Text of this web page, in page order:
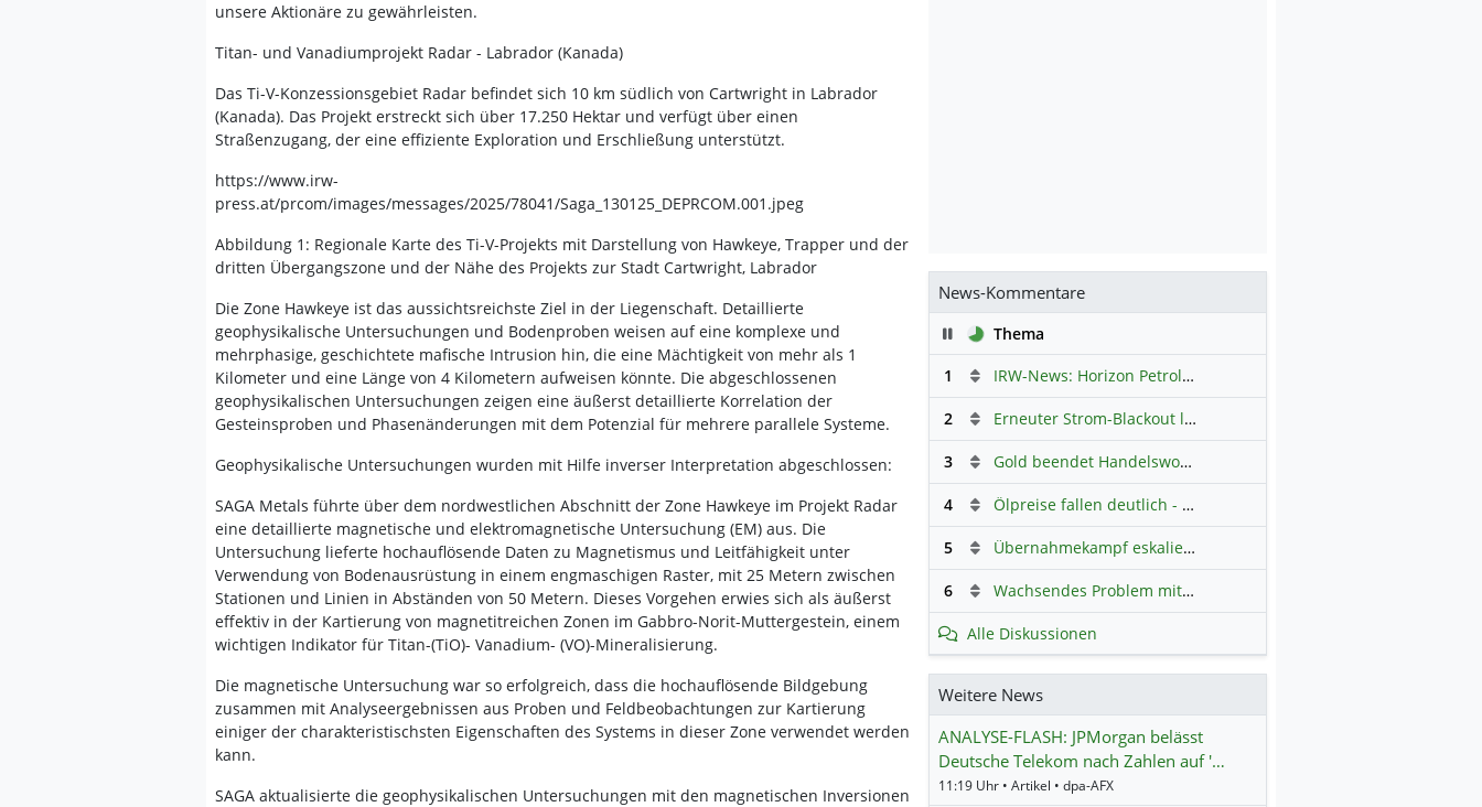
unsere Aktionäre zu gewährleisten.
Titan- und Vanadiumprojekt Radar - Labrador (Kanada)
Das Ti-V-Konzessionsgebiet Radar befindet sich 10 km südlich von Cartwright in Labrador
(Kanada). Das Projekt erstreckt sich über 17.250 Hektar und verfügt über einen
Straßenzugang, der eine effiziente Exploration und Erschließung unterstützt.
https://www.irw-
press.at/prcom/images/messages/2025/78041/Saga_130125_DEPRCOM.001.jpeg
Abbildung 1: Regionale Karte des Ti-V-Projekts mit Darstellung von Hawkeye, Trapper und der
dritten Übergangszone und der Nähe des Projekts zur Stadt Cartwright, Labrador
Die Zone Hawkeye ist das aussichtsreichste Ziel in der Liegenschaft. Detaillierte
geophysikalische Untersuchungen und Bodenproben weisen auf eine komplexe und
mehrphasige, geschichtete mafische Intrusion hin, die eine Mächtigkeit von mehr als 1
Kilometer und eine Länge von 4 Kilometern aufweisen könnte. Die abgeschlossenen
geophysikalischen Untersuchungen zeigen eine äußerst detaillierte Korrelation der
Gesteinsproben und Phasenänderungen mit dem Potenzial für mehrere parallele Systeme.
Geophysikalische Untersuchungen wurden mit Hilfe inverser Interpretation abgeschlossen:
SAGA Metals führte über dem nordwestlichen Abschnitt der Zone Hawkeye im Projekt Radar
eine detaillierte magnetische und elektromagnetische Untersuchung (EM) aus. Die
Untersuchung lieferte hochauflösende Daten zu Magnetismus und Leitfähigkeit unter
Verwendung von Bodenausrüstung in einem engmaschigen Raster, mit 25 Metern zwischen
Stationen und Linien in Abständen von 50 Metern. Dieses Vorgehen erwies sich als äußerst
effektiv in der Kartierung von magnetitreichen Zonen im Gabbro-Norit-Muttergestein, einem
wichtigen Indikator für Titan-(TiO)- Vanadium- (VO)-Mineralisierung.
Die magnetische Untersuchung war so erfolgreich, dass die hochauflösende Bildgebung
zusammen mit Analyseergebnissen aus Proben und Feldbeobachtungen zur Kartierung
einiger der charakteristischsten Eigenschaften des Systems in dieser Zone verwendet werden
kann.
SAGA aktualisierte die geophysikalischen Untersuchungen mit den magnetischen Inversionen
News-Kommentare
PauseThema
1
IRW-News: Horizon Petroleum Ltd. : Horizon Petroleum beginnt mit der Testförderung im Projekt Lachowice in Polen und schließt die Platzierung einer überzeichneten Wandelanleihe ab
2 Erneuter Strom-Blackout legt ganz Kuba lahm
3 Gold beendet Handelswoche mit Knall: Barrick Mining – Ist diese Aktie wieder ein Kauf?
4 Ölpreise fallen deutlich - Fortschritte zwischen USA und Iran belasten
5 Übernahmekampf eskaliert: Wird die Commerzbank italienisch?
6 Wachsendes Problem mit kriminellen Kunden im Online-Handel
Alle Diskussionen
Weitere News
ANALYSE-FLASH: JPMorgan belässt
Deutsche Telekom nach Zahlen auf '…
11:19 Uhr • Artikel • dpa-AFX